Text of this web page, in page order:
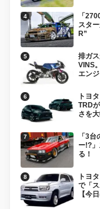
「
スタ
R”
排ガ
VINS
エン
トヨ
TRD
さを
「3
ー!?
る！
トヨ
で「
【今